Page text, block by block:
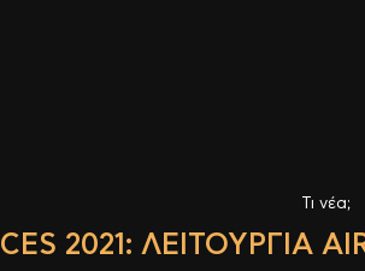
Τι νέα;
CES 2021: ΛΕΙΤΟΥΡΓΊΑ